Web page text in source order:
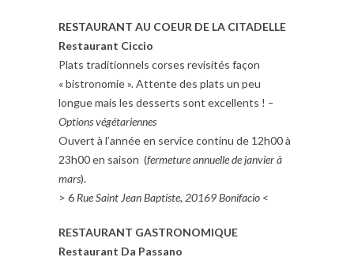
RESTAURANT AU COEUR DE LA CITADELLE
Restaurant Ciccio
Plats traditionnels corses revisités façon
« bistronomie ». Attente des plats un peu
longue mais les desserts sont excellents ! –
Options végétariennes
Ouvert à l’année en service continu de 12h00 à
23h00 en saison (fermeture annuelle de janvier à
mars).
> 6 Rue Saint Jean Baptiste, 20169 Bonifacio <
RESTAURANT GASTRONOMIQUE
Restaurant Da Passano